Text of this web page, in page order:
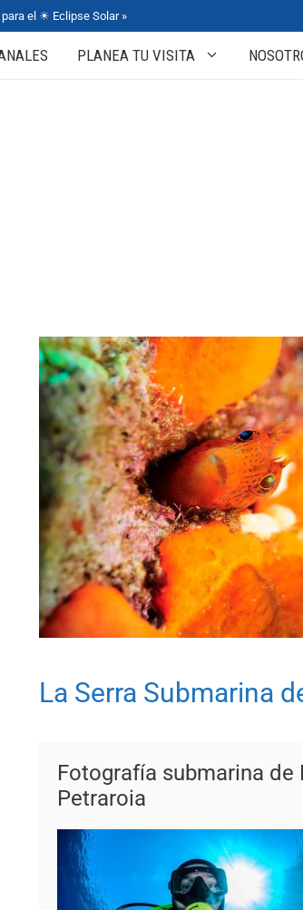
para el ☀ Eclipse Solar »
PLANEA TU VISITA
La Serra Submarina
Fotografía submarina de
Petraroia